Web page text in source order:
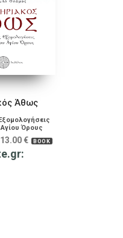
Άθως
Όρους
BOOK
13.00 €